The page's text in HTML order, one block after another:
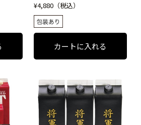
¥4,880（税込）